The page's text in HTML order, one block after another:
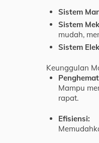
Sistem
Sistem
mudah,
Sistem
Keunggulan
Mampu
rapat.
Efisiensi: